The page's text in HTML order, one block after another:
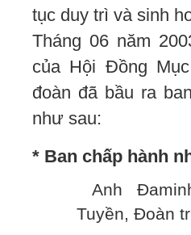
tục duy trì và sinh
Tháng 06 năm
của Hội Đồng
đoàn đã bầu ra
như sau:
* Ban chấp hành
Anh
Tuyền, Đoàn